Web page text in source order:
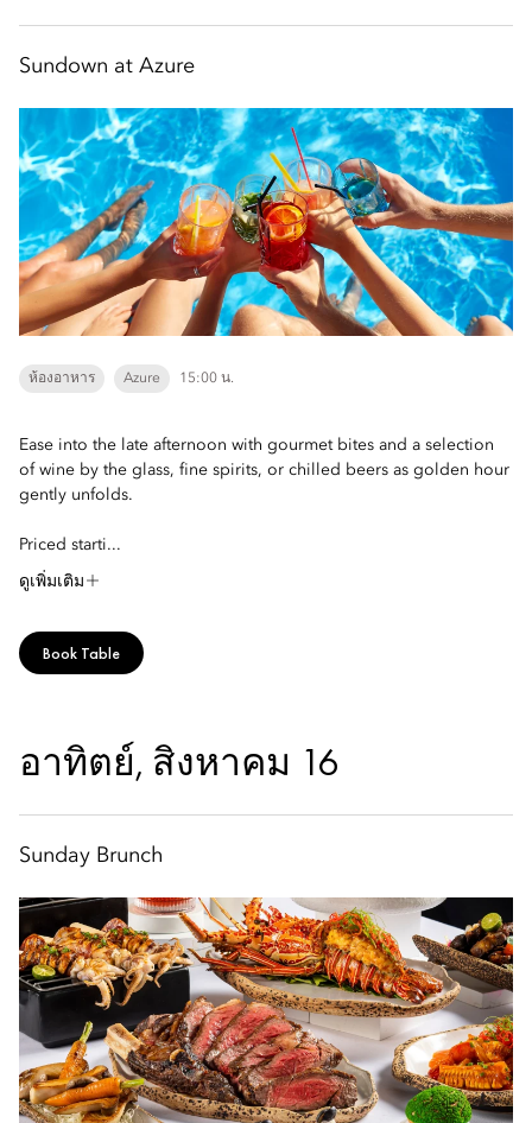
Sundown at Azure
ห้องอาหาร Azure 15:00 น.
Ease into the late afternoon with gourmet bites and a selection
of wine by the glass, fine spirits, or chilled beers as golden hour
gently unfolds.
Priced starti...
ดูเพิ่มเติม
Book Table
อาทิตย์, สิงหาคม 16
Sunday Brunch